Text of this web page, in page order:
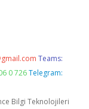
Teams:
0 726 Telegram:
Bilgi Teknolojileri